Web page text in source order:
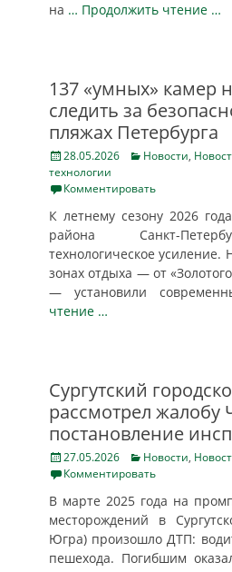
на … Продолжить чтение …
137 «умных» камер
следить за
пляжах Петербурга
Posted
on
28.05.2026 Categories
Новости,
технологии
Комментировать
К летнему сезону 2026
района Санкт-
технологическое
зонах отдыха — от
— установили
чтение …
Сургутский
рассмотрел
постановление
Posted
on
27.05.2026 Categories
Новости,
Комментировать
В марте 2025 года на
месторождений в
Югра) произошло ДТП:
пешехода. Погибшим